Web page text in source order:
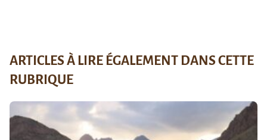
ARTICLES À LIRE ÉGALEMENT DANS CETTE
RUBRIQUE